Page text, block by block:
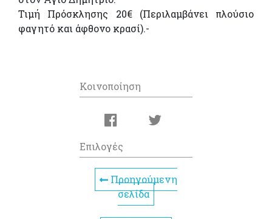
Τιμή Πρόσκλησης 20€ (Περιλαμβάνει πλούσιο
φαγητό και άφθονο κρασί).-
Κοινοποίηση
Επιλογές
Προηγούμενη
σελίδα